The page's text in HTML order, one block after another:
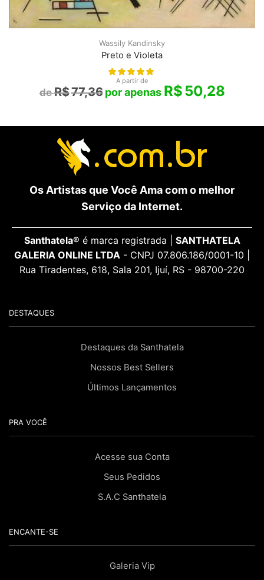
Wassily Kandinsky
Preto e Violeta
A partir de
R$77,36 R$50,28
Os Artistas que Você Ama com o melhor
Serviço da Internet.
Santhatela® é marca registrada | SANTHATELA
GALERIA ONLINE LTDA - CNPJ 07.806.186/0001-10 |
Rua Tiradentes, 618, Sala 201, Ijuí, RS - 98700-220
DESTAQUES
Destaques da Santhatela
Nossos Best Sellers
Últimos Lançamentos
PRA VOCÊ
Acesse sua Conta
Seus Pedidos
S.A.C Santhatela
ENCANTE-SE
Galeria Vip